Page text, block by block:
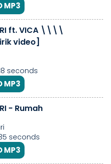
MP3
ft. VICA \\\\
video]
seconds
MP3
- Rumah
seconds
MP3